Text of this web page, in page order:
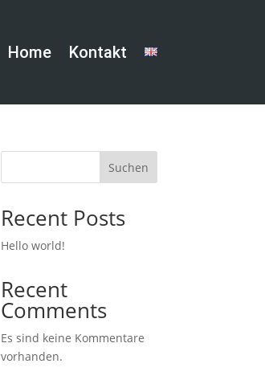
Home Kontakt
Suchen
Recent Posts
Hello world!
Recent
Comments
Es sind keine Kommentare
vorhanden.